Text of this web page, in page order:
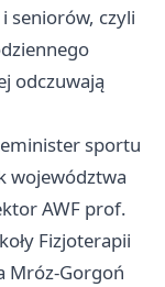
seniorów, czyli
odczuwają
sportu
województwa
AWF prof.
Fizjoterapii
Mróz-Gorgoń